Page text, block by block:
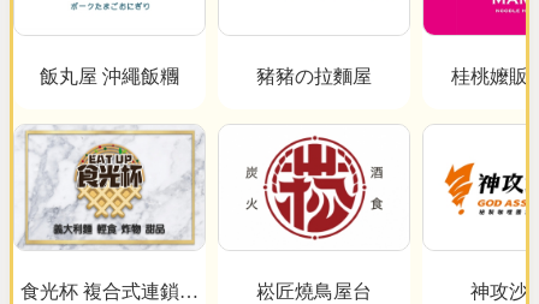
飯丸屋 沖繩飯糰
食光杯 複合式連鎖餐
豬豬の拉麵屋
崧匠燒鳥屋台
桂桃嬤販
神攻沙